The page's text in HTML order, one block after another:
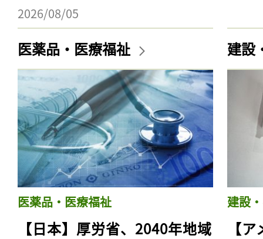
2026/08/05
医薬品・医療福祉
医薬品・医療福祉
【日本】厚労省、2040年地域
建設
建設
【